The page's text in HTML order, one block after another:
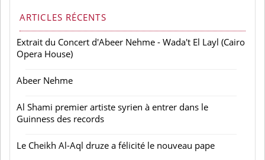
ARTICLES RÉCENTS
Extrait du Concert d'Abeer Nehme - Wada't El Layl (Cairo
Opera House)
Abeer Nehme
Al Shami premier artiste syrien à entrer dans le
Guinness des records
Le Cheikh Al-Aql druze a félicité le nouveau pape